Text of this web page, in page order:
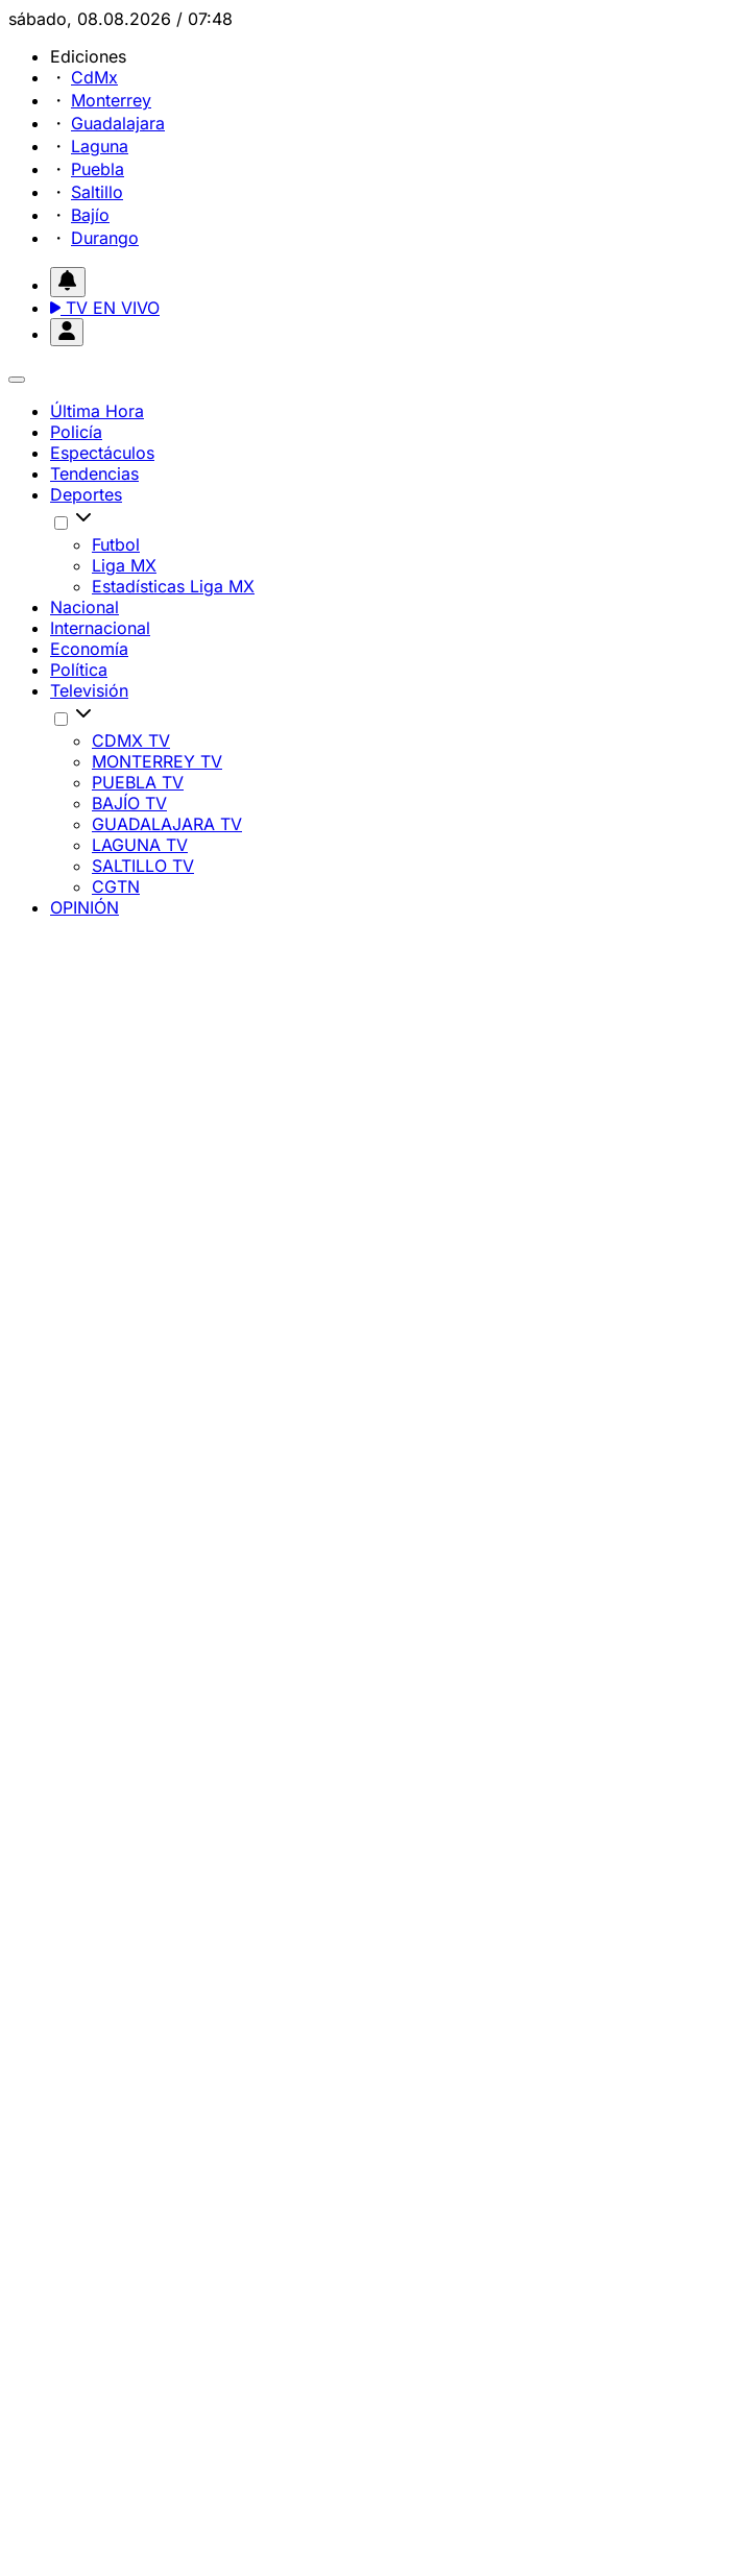
sábado, 08.08.2026 / 07:48
Ediciones
CdMx
Monterrey
Guadalajara
Laguna
Puebla
Saltillo
Bajío
Durango
TV EN VIVO
Última Hora
Policía
Espectáculos
Tendencias
Deportes
Futbol
Liga MX
Estadísticas Liga MX
Nacional
Internacional
Economía
Política
Televisión
CDMX TV
MONTERREY TV
PUEBLA TV
BAJÍO TV
GUADALAJARA TV
LAGUNA TV
SALTILLO TV
CGTN
OPINIÓN